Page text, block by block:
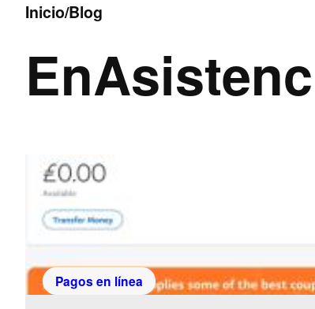
Inicio/Blog
En
Pagos en línea